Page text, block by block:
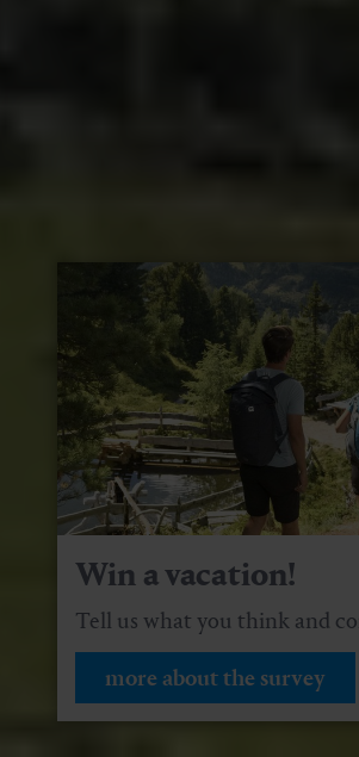
Win a vacation!
Tell us what you think and
more about the survey